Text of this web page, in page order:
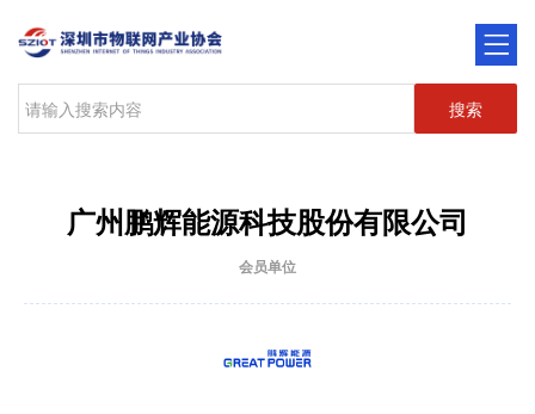
搜索
广州鹏辉能源科技股份有限公司
会员单位